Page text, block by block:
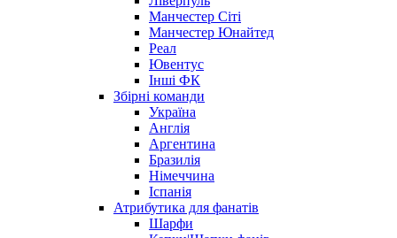
Манчестер Сіті
Манчестер Юнайтед
Реал
Ювентус
Інші ФК
Збірні команди
Україна
Англія
Аргентина
Бразилія
Німеччина
Іспанія
Атрибутика для фанатів
Шарфи